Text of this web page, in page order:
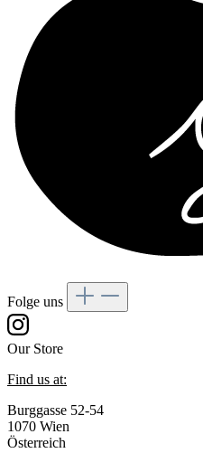
Folge uns
Our Store
Find us at:
Burggasse 52-54
1070 Wien
Österreich